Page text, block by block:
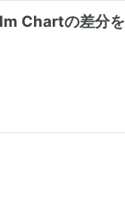
Chartの差分を